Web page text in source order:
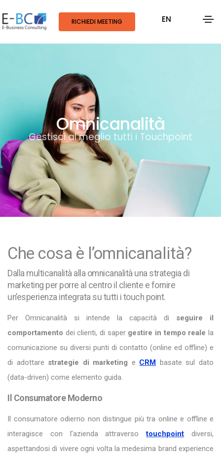
RICHIEDI MEETING EN
Omnicanalità
Gestisci al meglio tutti i Touchpoint
Che cosa è l’omnicanalità?
Dalla multicanalità alla omnicanalità una strategia di
marketing per porre al centro il cliente e fornire
un’esperienza integrata su tutti i touch point.
Per Omnicanalità si intende la capacità di seguire il
comportamento dei clienti, di saper gestire in tempo realela
comunicazione su diversi punti di contatto (online ed offline) e
di adottare strategie di marketing e CRM basate sul dato
(data-driven) come elemento guida.
Il Consumatore Moderno
Il consumatore odierno non distingue più tra online e offline e
interagisce con l’azienda attraversotouchpoint diversi,
aspettandosi di vivere ogni volta la medesima brand experience